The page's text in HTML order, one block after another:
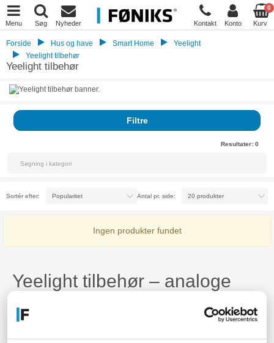
Menu Søg Nyheder Kontakt Konto
0
Kurv
Forside Hus og have Smart Home
Yeelight
Yeelight tilbehør
Yeelight tilbehør
Filtre
Resultater: 0
Sortér efter: Antal pr. side:
Ingen produkter fundet
Yeelight tilbehør – analoge
Selvom
produkter er smarte, og er skabt specifikt til at